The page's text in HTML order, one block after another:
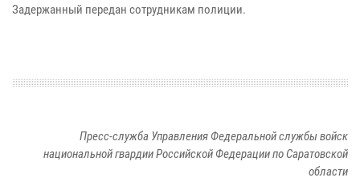
Задержанный передан сотрудникам полиции.
Пресс-служба Управления Федеральной службы войск
национальной гвардии Российской Федерации по Саратовской
области